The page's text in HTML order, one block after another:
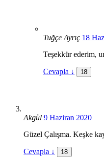
Tuğçe Ayrıç 18
Teşekkür ederim,
Cevapla ↓ 18
Akgül 9 Haziran 2020
Güzel Çalışma. Keşke
Cevapla ↓ 18